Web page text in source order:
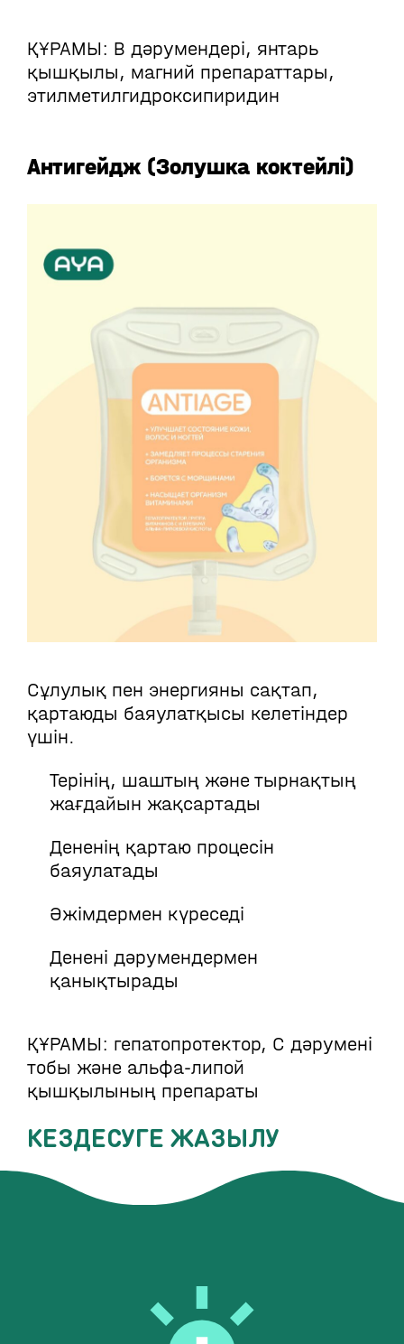
ҚҰРАМЫ: В дәрумендері, янтарь
қышқылы, магний препараттары,
этилметилгидроксипиридин
Антигейдж (Золушка коктейлі)
Сұлулық пен энергияны сақтап,
қартаюды баяулатқысы келетіндер
үшін.
Терінің, шаштың және тырнақтың
жағдайын жақсартады
Дененің қартаю процесін
баяулатады
Әжімдермен күреседі
Денені дәрумендермен
қанықтырады
ҚҰРАМЫ: гепатопротектор, С дәрумені
тобы және альфа-липой
қышқылының препараты
КЕЗДЕСУГЕ ЖАЗЫЛУ